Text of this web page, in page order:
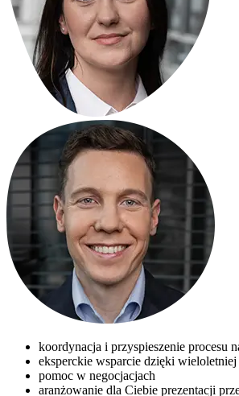
koordynacja i przyspieszenie procesu
eksperckie wsparcie dzięki
pomoc w negocjacjach
aranżowanie dla Ciebie prezentacji